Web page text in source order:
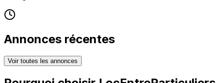
Annonces récentes
Voir toutes les annonces